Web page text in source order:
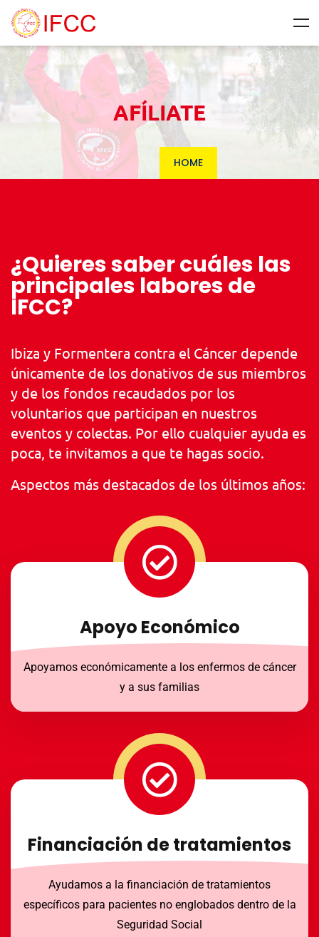
AFÍLIATE
HOME
¿Quieres saber cuáles las
principales labores de
IFCC?
Ibiza y Formentera contra el Cáncer depende
únicamente de los donativos de sus miembros
y de los fondos recaudados por los
voluntarios que participan en nuestros
eventos y colectas. Por ello cualquier ayuda es
poca, te invitamos a que te hagas socio.
Aspectos más destacados de los últimos años:
Apoyo Económico
Apoyamos económicamente a los enfermos de cáncer
y a sus familias
Financiación de tratamientos
Ayudamos a la financiación de tratamientos
específicos para pacientes no englobados dentro de la
Seguridad Social